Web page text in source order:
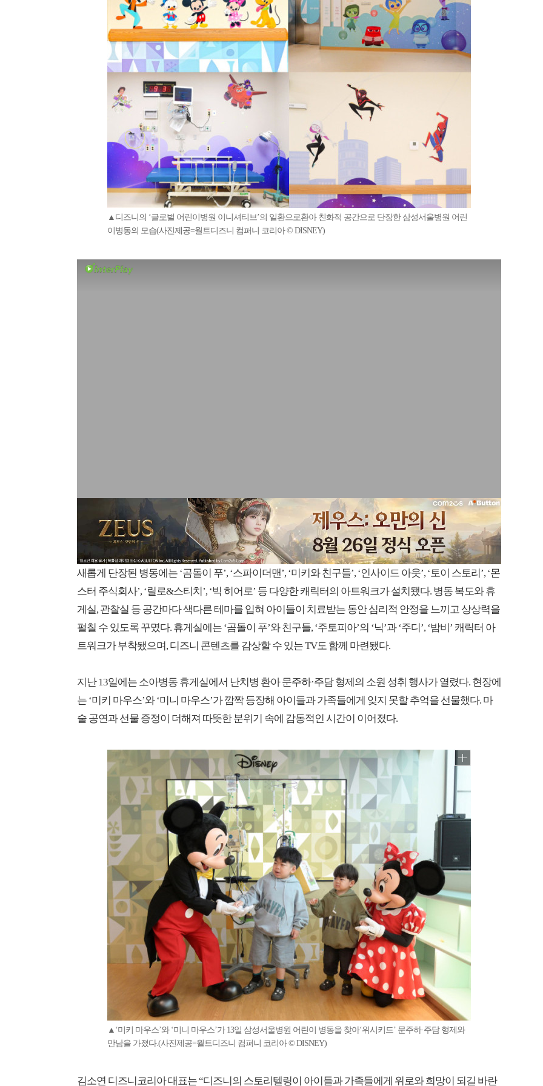
▲디즈니의 ‘글로벌 어린이병원 이니셔티브’의 일환으로환아 친화적 공간으로 단장한 삼성서울병원 어린
이병동의 모습(사진제공=월트디즈니 컴퍼니 코리아 © DISNEY)
새롭게 단장된 병동에는 ‘곰돌이 푸’, ‘스파이더맨’, ‘미키와 친구들’, ‘인사이드 아웃’, ‘토이 스토리’, ‘몬
스터 주식회사’, ‘릴로&스티치’, ‘빅 히어로’ 등 다양한 캐릭터의 아트워크가 설치됐다. 병동 복도와 휴
게실, 관찰실 등 공간마다 색다른 테마를 입혀 아이들이 치료받는 동안 심리적 안정을 느끼고 상상력을
펼칠 수 있도록 꾸몄다. 휴게실에는 ‘곰돌이 푸’와 친구들, ‘주토피아’의 ‘닉’과 ‘주디’, ‘밤비’ 캐릭터 아
트워크가 부착됐으며, 디즈니 콘텐츠를 감상할 수 있는 TV도 함께 마련됐다.
지난 13일에는 소아병동 휴게실에서 난치병 환아 문주하·주담 형제의 소원 성취 행사가 열렸다. 현장에
는 ‘미키 마우스’와 ‘미니 마우스’가 깜짝 등장해 아이들과 가족들에게 잊지 못할 추억을 선물했다. 마
술 공연과 선물 증정이 더해져 따뜻한 분위기 속에 감동적인 시간이 이어졌다.
▲‘미키 마우스’와 ‘미니 마우스’가 13일 삼성서울병원 어린이 병동을 찾아‘위시키드’ 문주하·주담 형제와
만남을 가졌다.(사진제공=월트디즈니 컴퍼니 코리아 © DISNEY)
김소연 디즈니코리아 대표는 “디즈니의 스토리텔링이 아이들과 가족들에게 위로와 희망이 되길 바란